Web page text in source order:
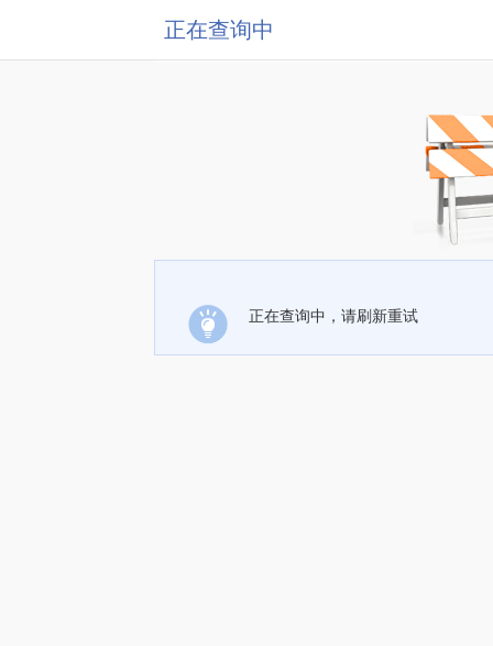
正在查询中
正在查询中，请刷新重试